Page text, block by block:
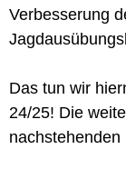
Verbesserung
Das tun wir
24/25! Die